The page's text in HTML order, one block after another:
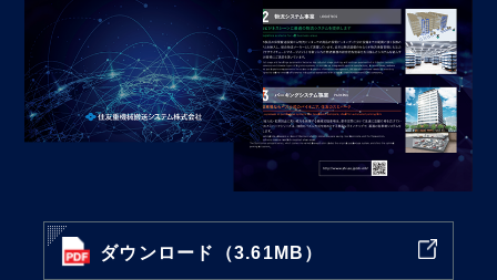
ダウンロード（3.61MB）